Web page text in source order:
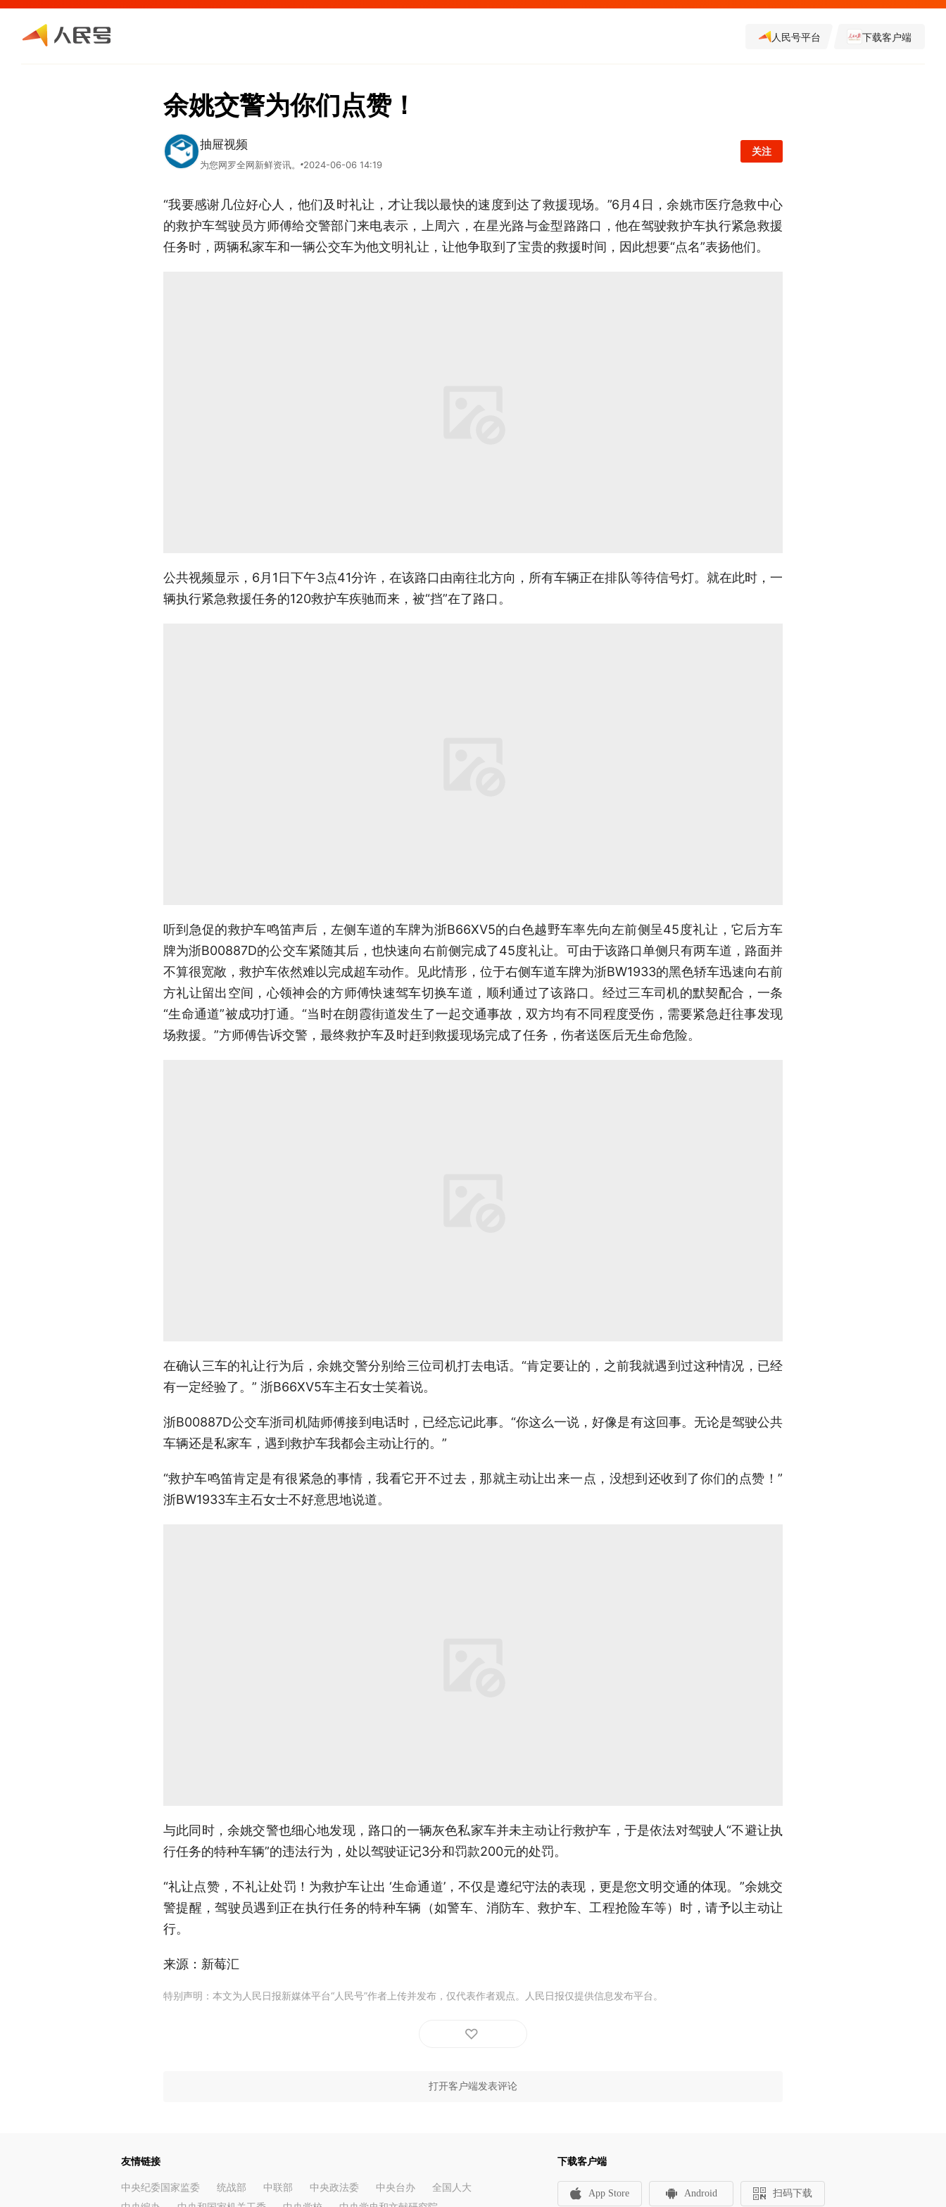
人民号平台 下载客户端
余姚交警为你们点赞！
抽屉视频
为您网罗全网新鲜资讯。 2024-06-06 14:19
关注
“我要感谢几位好心人，他们及时礼让，才让我以最快的速度到达了救援现场。”6月4日，余姚市医疗急救中心
的救护车驾驶员方师傅给交警部门来电表示，上周六，在星光路与金型路路口，他在驾驶救护车执行紧急救援
任务时，两辆私家车和一辆公交车为他文明礼让，让他争取到了宝贵的救援时间，因此想要“点名”表扬他们。
公共视频显示，6月1日下午3点41分许，在该路口由南往北方向，所有车辆正在排队等待信号灯。就在此时，一
辆执行紧急救援任务的120救护车疾驰而来，被“挡”在了路口。
听到急促的救护车鸣笛声后，左侧车道的车牌为浙B66XV5的白色越野车率先向左前侧呈45度礼让，它后方车
牌为浙B00887D的公交车紧随其后，也快速向右前侧完成了45度礼让。可由于该路口单侧只有两车道，路面并
不算很宽敞，救护车依然难以完成超车动作。见此情形，位于右侧车道车牌为浙BW1933的黑色轿车迅速向右前
方礼让留出空间，心领神会的方师傅快速驾车切换车道，顺利通过了该路口。经过三车司机的默契配合，一条
“生命通道”被成功打通。“当时在朗霞街道发生了一起交通事故，双方均有不同程度受伤，需要紧急赶往事发现
场救援。”方师傅告诉交警，最终救护车及时赶到救援现场完成了任务，伤者送医后无生命危险。
在确认三车的礼让行为后，余姚交警分别给三位司机打去电话。“肯定要让的，之前我就遇到过这种情况，已经
有一定经验了。” 浙B66XV5车主石女士笑着说。
浙B00887D公交车浙司机陆师傅接到电话时，已经忘记此事。“你这么一说，好像是有这回事。无论是驾驶公共
车辆还是私家车，遇到救护车我都会主动让行的。”
“救护车鸣笛肯定是有很紧急的事情，我看它开不过去，那就主动让出来一点，没想到还收到了你们的点赞！”
浙BW1933车主石女士不好意思地说道。
与此同时，余姚交警也细心地发现，路口的一辆灰色私家车并未主动让行救护车，于是依法对驾驶人“不避让执
行任务的特种车辆”的违法行为，处以驾驶证记3分和罚款200元的处罚。
“礼让点赞，不礼让处罚！为救护车让出 ‘生命通道’，不仅是遵纪守法的表现，更是您文明交通的体现。”余姚交
警提醒，驾驶员遇到正在执行任务的特种车辆（如警车、消防车、救护车、工程抢险车等）时，请予以主动让
行。
来源：新莓汇
特别声明：本文为人民日报新媒体平台“人民号”作者上传并发布，仅代表作者观点。人民日报仅提供信息发布平台。
打开客户端发表评论
友情链接
中央纪委国家监委 统战部 中联部 中央政法委 中央台办
全国人大
下载客户端
App Store Android 扫码下载